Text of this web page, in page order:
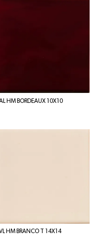
HM BORDEAUX 10X10
HM BRANCO T 14X14